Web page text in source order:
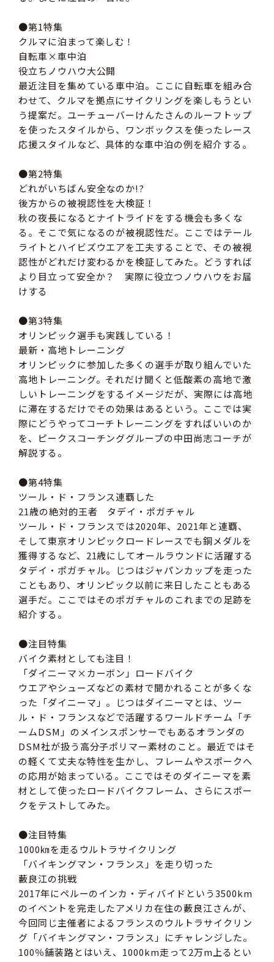
●第1特集
クルマに泊まって楽しむ！
自転車×車中泊
役立ちノウハウ大公開
最近注目を集めている車中泊。ここに自転車を組み合
わせて、クルマを拠点にサイクリングを楽しもうとい
う提案だ。ユーチューバーけんたさんのルーフトップ
を使ったスタイルから、ワンボックスを使ったレース
応援スタイルなど、具体的な車中泊の例を紹介する。
●第2特集
どれがいちばん安全なのか!?
後方からの被視認性を大検証！
秋の夜長になるとナイトライドをする機会も多くな
る。そこで気になるのが被視認性だ。ここではテール
ライトとハイビズウエアを工夫することで、その被視
認性がどれだけ変わるかを検証してみた。どうすれば
より目立って安全か？ 実際に役立つノウハウをお届
けする
●第3特集
オリンピック選手も実践している！
最新・高地トレーニング
オリンピックに参加した多くの選手が取り組んでいた
高地トレーニング。それだけ聞くと低酸素の高地で激
しいトレーニングをするイメージだが、実際には高地
に滞在するだけでその効果はあるという。ここでは実
際にどうやってコーチトレーニングをすればいいのか
を、ピークスコーチンググループの中田尚志コーチが
解説する。
●第4特集
ツール・ド・フランス連覇した
21歳の絶対的王者 タデイ・ポガチャル
ツール・ド・フランスでは2020年、2021年と連覇、
そして東京オリンピックロードレースでも銅メダルを
獲得するなど、21歳にしてオールラウンドに活躍する
タデイ・ポガチャル。じつはジャパンカップを走った
こともあり、オリンピック以前に来日したこともある
選手だ。ここではそのポガチャルのこれまでの足跡を
紹介する。
●注目特集
バイク素材としても注目！
「ダイニーマ×カーボン」ロードバイク
ウエアやシューズなどの素材で聞かれることが多くな
った「ダイニーマ」。じつはダイニーマとは、ツー
ル・ド・フランスなどで活躍するワールドチーム「チ
ームDSM」のメインスポンサーでもあるオランダの
DSM社が扱う高分子ポリマー素材のこと。最近ではそ
の軽くて丈夫な特性を生かし、フレームやスポークへ
の応用が始まっている。ここではそのダイニーマを素
材として使ったロードバイクフレーム、さらにスポー
クをテストしてみた。
●注目特集
1000㎞を走るウルトラサイクリング
「バイキングマン・フランス」を走り切った
藪良江の挑戦
2017年にペルーのインカ・ディバイドという3500km
のイベントを完走したアメリカ在住の藪良江さんが、
今回同じ主催者によるフランスのウルトラサイクリン
グ「バイキングマン・フランス」にチャレンジした。
100％舗装路とはいえ、1000km走って2万m上るとい